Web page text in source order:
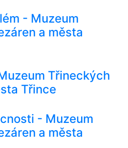
- Muzeum
a města
Třineckých
Třince
- Muzeum
a města